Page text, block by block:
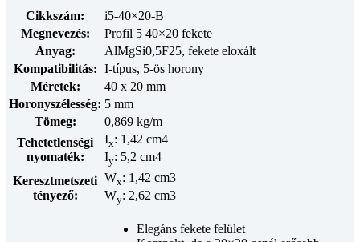
Cikkszám:
i5-40×20-B
Megnevezés:
Profil 5 40×20 fekete
Anyag:
AlMgSi0,5F25, fekete eloxált
Kompatibilitás: I-típus, 5-ös horony
Méretek:
40 x 20 mm
Horonyszélesség: 5 mm
Tömeg:
0,869 kg/m
Tehetetlenségi
nyomaték:
Ix: 1,42 cm4
Iy: 5,2 cm4
Keresztmetszeti
tényező:
Wx: 1,42 cm3
Wy: 2,62 cm3
Elegáns fekete felület